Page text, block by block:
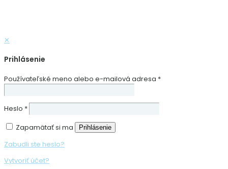
✕
Prihlásenie
Používateľské meno alebo e-mailová adresa *
Heslo *
Zapamätať si ma
Prihlásenie
Zabudli ste heslo?
Vytvoriť účet?